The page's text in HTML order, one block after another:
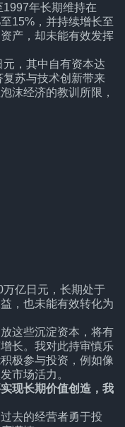
年长期维持在
15%，并持续增长至
产，却未能有效发挥
，其中自有资本达
苏与技术创新带来
沫经济的教训所限，
亿日元，长期处于
，也未能有效转化为
这些沉淀资本，将有
长。我对此持审慎乐
极参与投资，例如像
市场活力。
现长期价值创造，我
过去的经营者勇于投